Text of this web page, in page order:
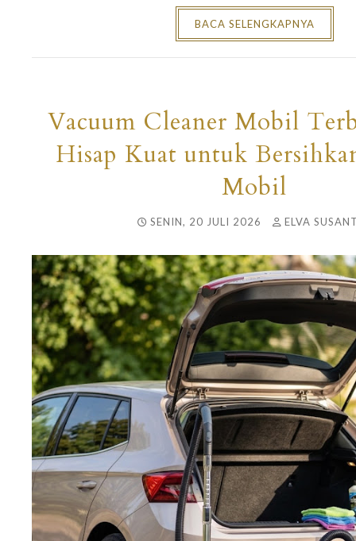
BACA SELENGKAPNYA
Vacuum Cleaner Mobil
Hisap Kuat untuk
Mobil
SENIN, 20 JULI 2026 ELVA